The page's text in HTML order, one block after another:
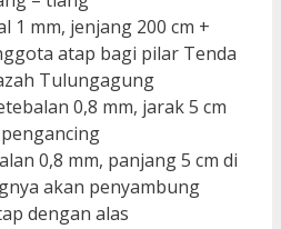
1 mm, jenjang 200 cm +
atap bagi pilar Tenda
Tulungagung
0,8 mm, jarak 5 cm
0,8 mm, panjang 5 cm di
akan penyambung
dengan alas